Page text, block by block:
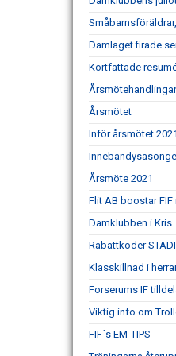
Damlaget firade
Kortfattade
Årsmötehandlingar
Årsmötet
Inför årsmötet 2021
Årsmöte 2021
Flit AB boostar
Damklubben i Kris
Rabattkoder
Klasskillnad i
Forserums IF
Viktig info om
FIF´s EM-TIPS